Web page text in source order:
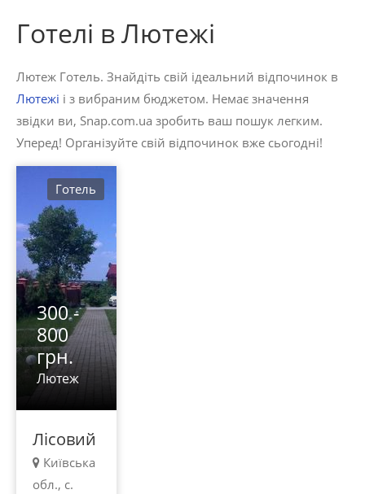
Готелі в Лютежі
Лютеж Готель. Знайдіть свій ідеальний відпочинок в
Лютежі і з вибраним бюджетом. Немає значення
звідки ви, Snap.com.ua зробить ваш пошук легким.
Уперед! Організуйте свій відпочинок вже сьогодні!
300 -
800
грн.
Лютеж
Лісовий
Київська
обл., с.
Готель